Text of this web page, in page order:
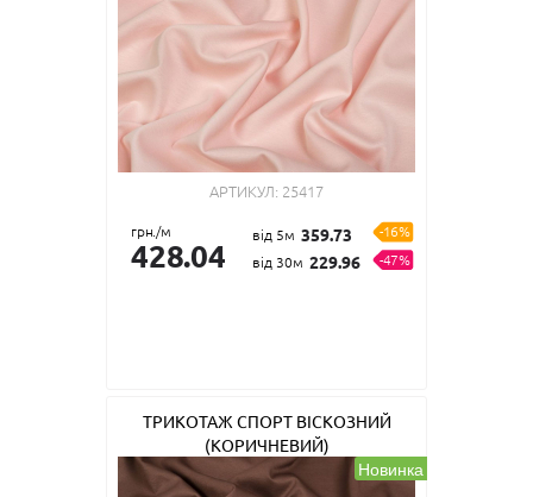
АРТИКУЛ: 25417
грн./м
428.04
від 5м 359.73
-16%
від 30м 229.96 -47%
ТРИКОТАЖ СПОРТ ВІСКОЗНИЙ
(КОРИЧНЕВИЙ)
Новинка